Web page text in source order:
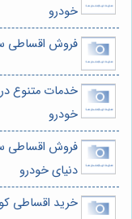
خودرو
فروش اقساطی
خدمات متنوع
خودرو
فروش اقساطی
دنیای خودرو
خرید اقساطی